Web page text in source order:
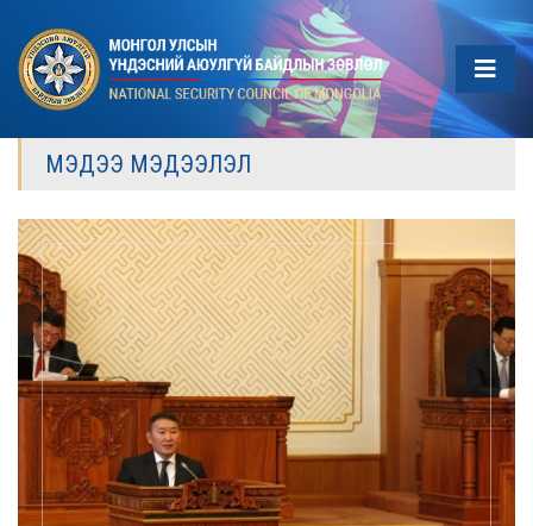
МЭДЭЭ МЭДЭЭЛЭЛ